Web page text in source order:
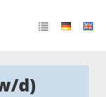
d)